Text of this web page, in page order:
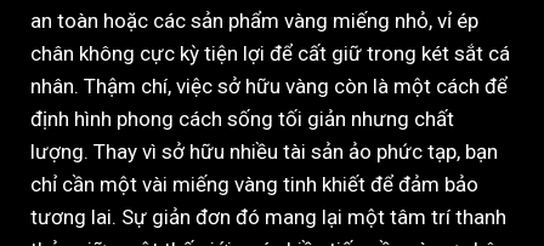
an toàn hoặc các sản phẩm vàng miếng nhỏ, vỉ ép
chân không cực kỳ tiện lợi để cất giữ trong két sắt cá
nhân. Thậm chí, việc sở hữu vàng còn là một cách để
định hình phong cách sống tối giản nhưng chất
lượng. Thay vì sở hữu nhiều tài sản ảo phức tạp, bạn
chỉ cần một vài miếng vàng tinh khiết để đảm bảo
tương lai. Sự giản đơn đó mang lại một tâm trí thanh